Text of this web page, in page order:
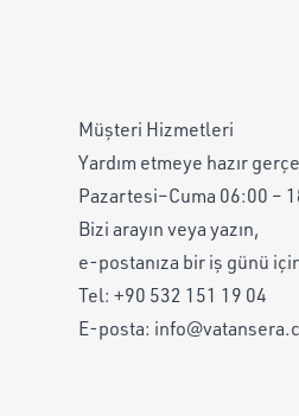
Müşteri Hizmetleri
Yardım etmeye hazır
Pazartesi–Cuma 06:00 –
Bizi arayın veya yazın,
e-postanıza bir iş günü
Tel: +90 532 151 19 04
E-posta: